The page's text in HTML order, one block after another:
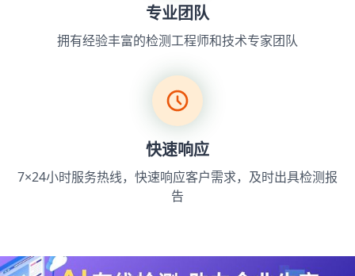
专业团队
拥有经验丰富的检测工程师和技术专家团队
快速响应
7×24小时服务热线，快速响应客户需求，及时出具检测报
告